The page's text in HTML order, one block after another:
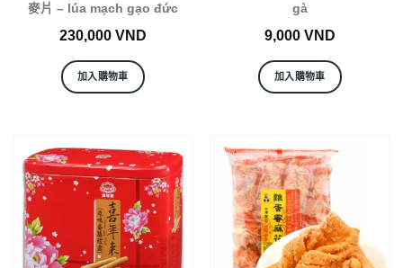
麥片 – lúa mạch gạo đức
230,000 VND
加入購物車
gà
9,000 VND
加入購物車